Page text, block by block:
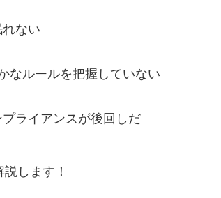
ない
なルールを把握していない
ライアンスが後回しだ
します！